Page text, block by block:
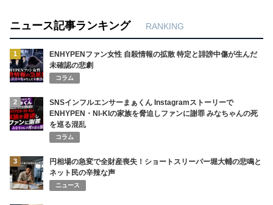
ニュース記事ランキング RANKING
1
ENHYPENファン女性 自殺情報の拡散 特定と誹謗中傷が生んだ
未確認の悲劇
コラム
2
SNSインフルエンサーまぁくん Instagramストーリーで
ENHYPEN・NI-KIの家族を脅迫しファンに謝罪 みなちゃんの死
を巡る混乱
コラム
3
円相場の急変で全財産喪失！ショートスリーパー堀大輔の悲鳴と
ネット民の辛辣な声
ニュース